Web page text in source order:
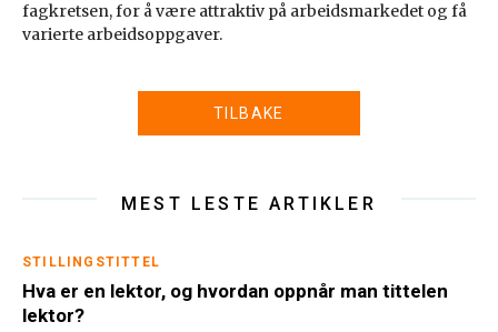
fagkretsen, for å være attraktiv på arbeidsmarkedet og få
varierte arbeidsoppgaver.
TILBAKE
MEST LESTE ARTIKLER
STILLINGSTITTEL
Hva er en lektor, og hvordan oppnår man tittelen
lektor?